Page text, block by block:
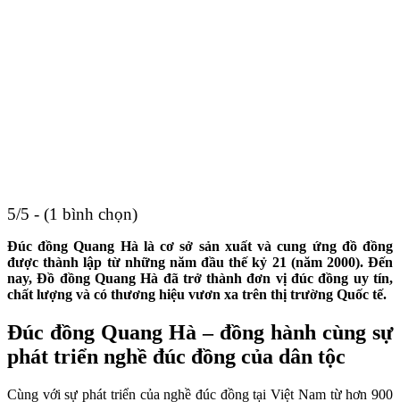
5/5 - (1 bình chọn)
Đúc đồng Quang Hà là cơ sở sản xuất và cung ứng đồ đồng
được thành lập từ những năm đầu thế kỷ 21 (năm 2000). Đến
nay, Đồ đồng Quang Hà đã trở thành đơn vị đúc đồng uy tín,
chất lượng và có thương hiệu vươn xa trên thị trường Quốc tế.
Đúc đồng Quang Hà – đồng hành cùng sự
phát triển nghề đúc đồng của dân tộc
Cùng với sự phát triển của nghề đúc đồng tại Việt Nam từ hơn 900